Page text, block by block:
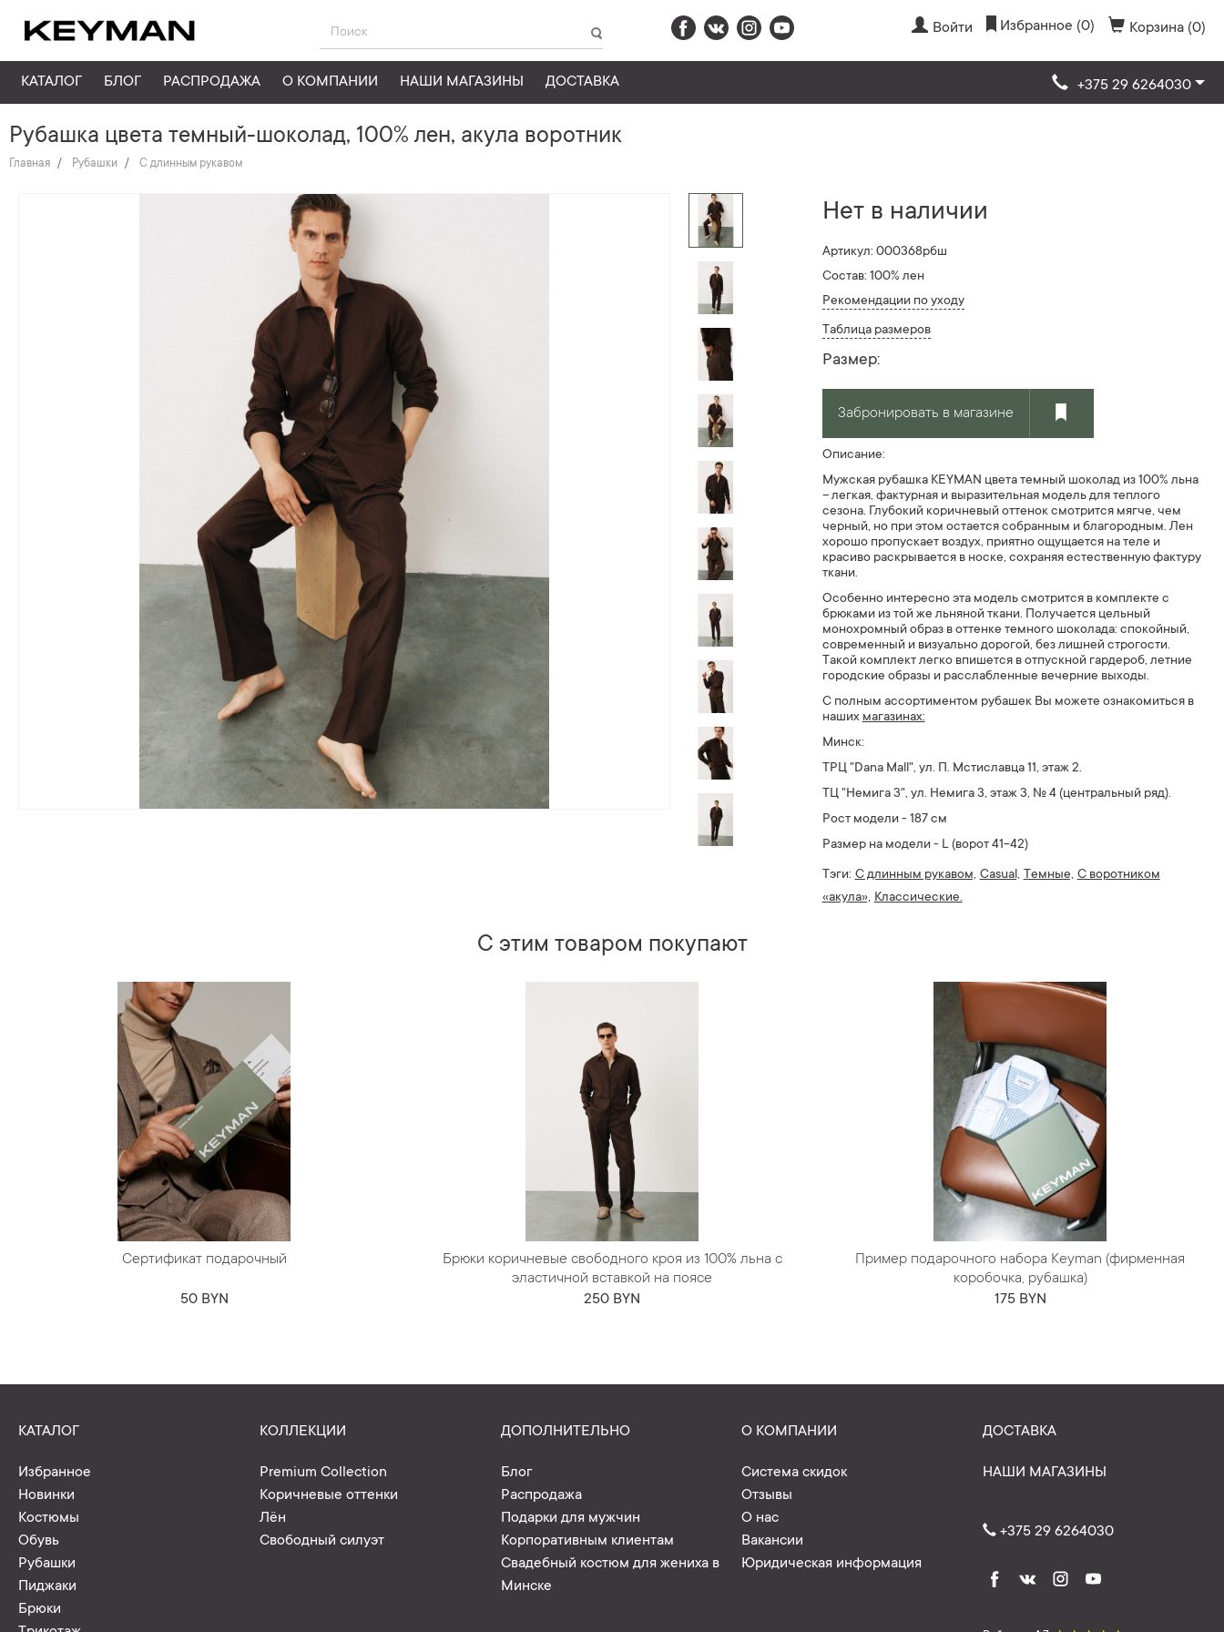
Войти Избранное (0) Корзина (0)
КАТАЛОГ О КОМПАНИИ НАШИ МАГАЗИНЫ ДОСТАВКА
РАСПРОДАЖА
БЛОГ +375 29 6264030
Рубашка цвета темный-шоколад, 100% лен, акула воротник
Главная Рубашки С длинным рукавом
Нет в наличии
Артикул: 000368рбш
Состав: 100% лен
Рекомендации по уходу
Таблица размеров
Размер:
Забронировать в магазине
Описание:
Мужская рубашка KEYMAN цвета темный шоколад из 100% льна
– легкая, фактурная и выразительная модель для теплого
сезона. Глубокий коричневый оттенок смотрится мягче, чем
черный, но при этом остается собранным и благородным. Лен
хорошо пропускает воздух, приятно ощущается на теле и
красиво раскрывается в носке, сохраняя естественную фактуру
ткани.
Особенно интересно эта модель смотрится в комплекте с
брюками из той же льняной ткани. Получается цельный
монохромный образ в оттенке темного шоколада: спокойный,
современный и визуально дорогой, без лишней строгости.
Такой комплект легко впишется в отпускной гардероб, летние
городские образы и расслабленные вечерние выходы.
С полным ассортиментом рубашекВы можете ознакомиться в
наших магазинах:
Минск:
ТРЦ "Dana Mall", ул. П. Мстиславца 11, этаж 2.
ТЦ "Немига 3", ул. Немига 3, этаж 3, № 4 (центральный ряд).
Рост модели - 187 см
Размер на модели - L (ворот 41-42)
Тэги: С длинным рукавом, Casual, Темные, С воротником
«акула», Классические.
С этим товаром покупают
Сертификат подарочный
50 BYN
Брюки коричневые свободного кроя из 100% льна с
эластичной вставкой на поясе
250 BYN
Пример подарочного набора Keyman (фирменная
коробочка, рубашка)
175 BYN
КАТАЛОГ
Избранное
Новинки
Костюмы
Обувь
Рубашки
Пиджаки
Брюки
КОЛЛЕКЦИИ
Premium Collection
Коричневые оттенки
Лён
Свободный силуэт
ДОПОЛНИТЕЛЬНО
Блог
Распродажа
Подарки для мужчин
Корпоративным клиентам
Свадебный костюм для жениха в
Минске
О КОМПАНИИ
Система скидок
Отзывы
О нас
Вакансии
Юридическая информация
ДОСТАВКА
НАШИ МАГАЗИНЫ
+375 29 6264030